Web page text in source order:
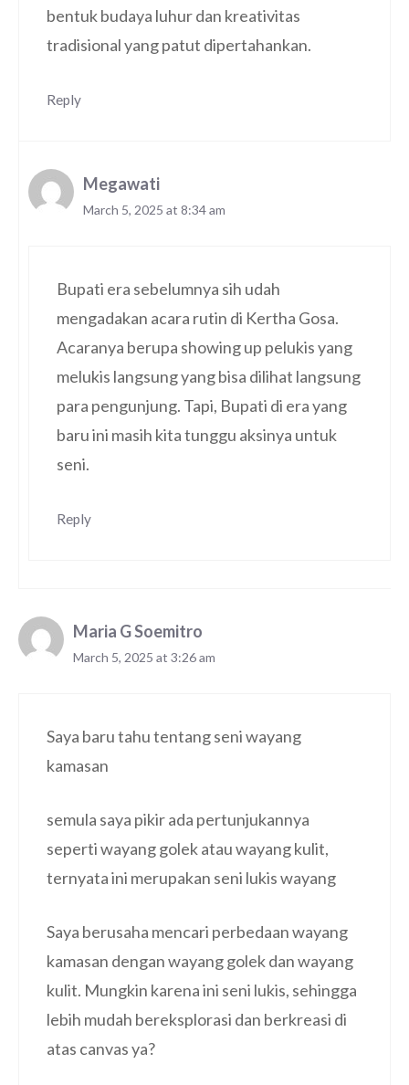
bentuk budaya luhur dan kreativitas
tradisional yang patut dipertahankan.
Reply
Megawati
March 5, 2025 at 8:34 am
Bupati era sebelumnya sih udah
mengadakan acara rutin di Kertha Gosa.
Acaranya berupa showing up pelukis yang
melukis langsung yang bisa dilihat langsung
para pengunjung. Tapi, Bupati di era yang
baru ini masih kita tunggu aksinya untuk
seni.
Reply
Maria G Soemitro
March 5, 2025 at 3:26 am
Saya baru tahu tentang seni wayang
kamasan
semula saya pikir ada pertunjukannya
seperti wayang golek atau wayang kulit,
ternyata ini merupakan seni lukis wayang
Saya berusaha mencari perbedaan wayang
kamasan dengan wayang golek dan wayang
kulit. Mungkin karena ini seni lukis, sehingga
lebih mudah bereksplorasi dan berkreasi di
atas canvas ya?